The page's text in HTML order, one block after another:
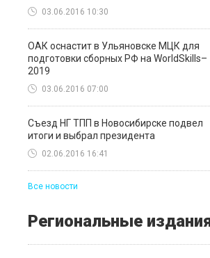
03.06.2016 10:30
ОАК оснастит в Ульяновске МЦК для
подготовки сборных РФ на WorldSkills–
2019
03.06.2016 07:00
Съезд НГ ТПП в Новосибирске подвел
итоги и выбрал президента
02.06.2016 16:41
Все новости
Региональные